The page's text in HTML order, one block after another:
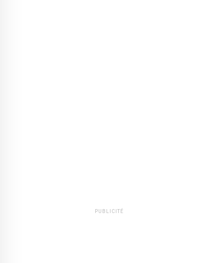
PUBLICITÉ